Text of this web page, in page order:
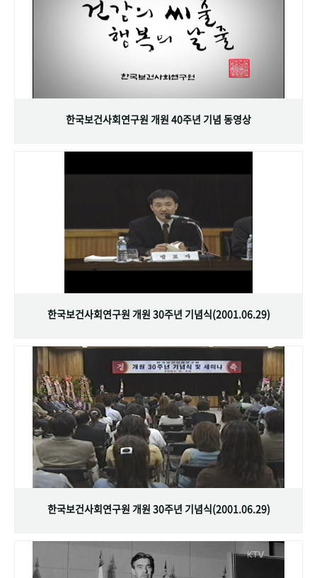
한국보건사회연구원 개원 40주년 기념 동영상
한국보건사회연구원 개원 30주년 기념식(2001.06.29)
한국보건사회연구원 개원 30주년 기념식(2001.06.29)